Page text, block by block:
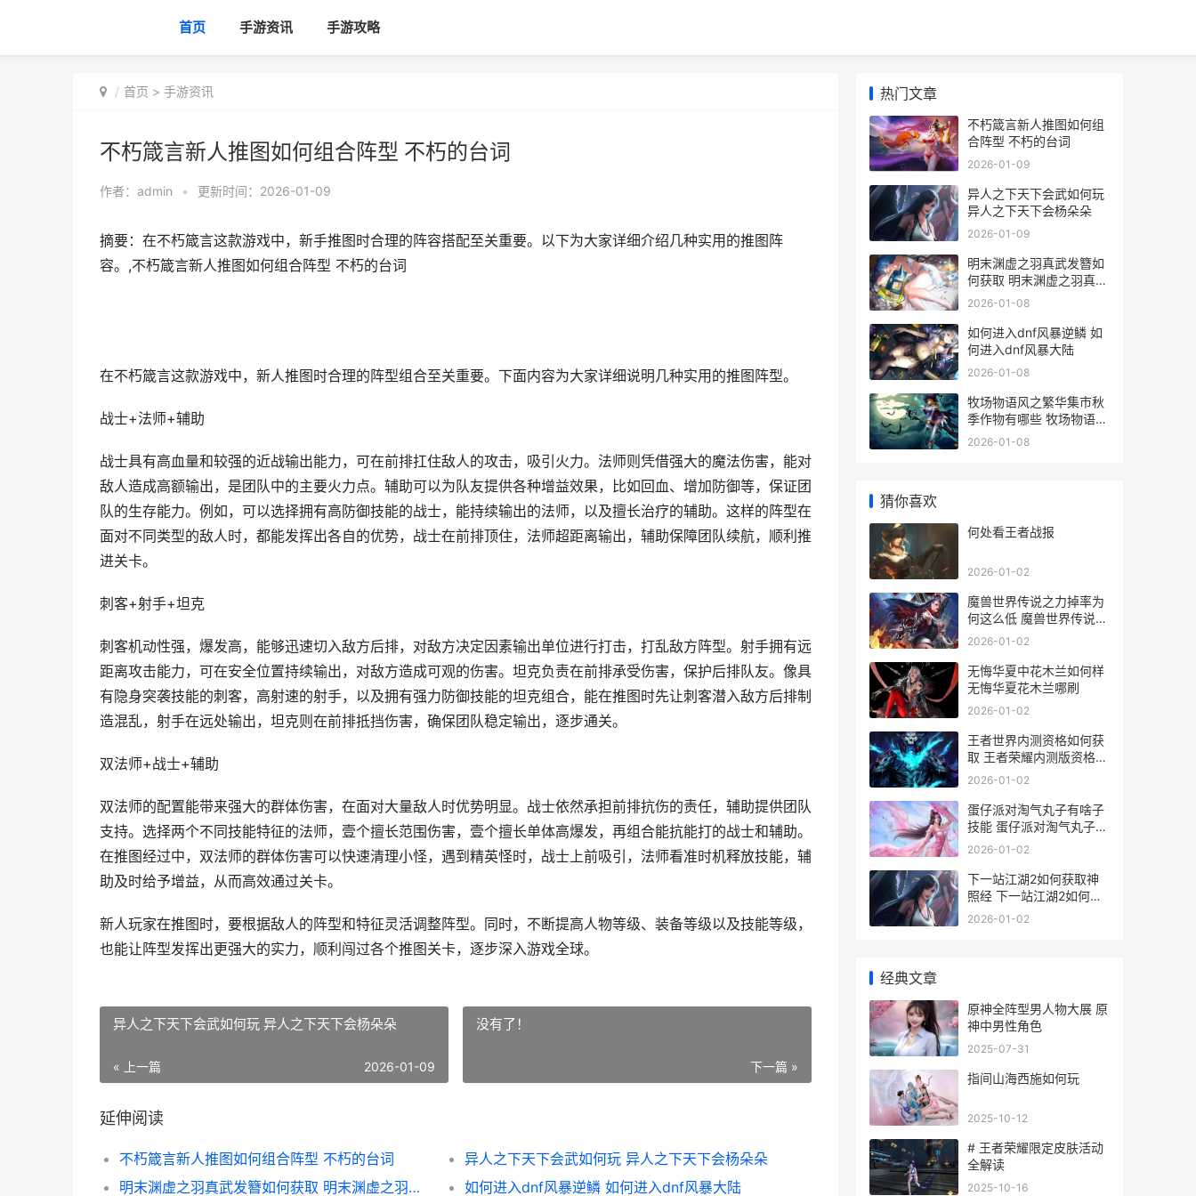
首页 手游资讯 手游攻略
首页 > 手游资讯
不朽箴言新人推图如何组合阵型 不朽的台词
作者： admin • 更新时间：2026-01-09
摘要：在不朽箴言这款游戏中，新手推图时合理的阵容搭配至关重要。以下为大家详细介绍几种实用的推图阵
容。,不朽箴言新人推图如何组合阵型 不朽的台词
在不朽箴言这款游戏中，新人推图时合理的阵型组合至关重要。下面内容为大家详细说明几种实用的推图阵型。
战士+法师+辅助
战士具有高血量和较强的近战输出能力，可在前排扛住敌人的攻击，吸引火力。法师则凭借强大的魔法伤害，能对
敌人造成高额输出，是团队中的主要火力点。辅助可以为队友提供各种增益效果，比如回血、增加防御等，保证团
队的生存能力。例如，可以选择拥有高防御技能的战士，能持续输出的法师，以及擅长治疗的辅助。这样的阵型在
面对不同类型的敌人时，都能发挥出各自的优势，战士在前排顶住，法师超距离输出，辅助保障团队续航，顺利推
进关卡。
刺客+射手+坦克
刺客机动性强，爆发高，能够迅速切入敌方后排，对敌方决定因素输出单位进行打击，打乱敌方阵型。射手拥有远
距离攻击能力，可在安全位置持续输出，对敌方造成可观的伤害。坦克负责在前排承受伤害，保护后排队友。像具
有隐身突袭技能的刺客，高射速的射手，以及拥有强力防御技能的坦克组合，能在推图时先让刺客潜入敌方后排制
造混乱，射手在远处输出，坦克则在前排抵挡伤害，确保团队稳定输出，逐步通关。
双法师+战士+辅助
双法师的配置能带来强大的群体伤害，在面对大量敌人时优势明显。战士依然承担前排抗伤的责任，辅助提供团队
支持。选择两个不同技能特征的法师，壹个擅长范围伤害，壹个擅长单体高爆发，再组合能抗能打的战士和辅助。
在推图经过中，双法师的群体伤害可以快速清理小怪，遇到精英怪时，战士上前吸引，法师看准时机释放技能，辅
助及时给予增益，从而高效通过关卡。
新人玩家在推图时，要根据敌人的阵型和特征灵活调整阵型。同时，不断提高人物等级、装备等级以及技能等级，
也能让阵型发挥出更强大的实力，顺利闯过各个推图关卡，逐步深入游戏全球。
异人之下天下会武如何玩 异人之下天下会杨朵朵
« 上一篇 2026-01-09
没有了！
下一篇 »
延伸阅读
不朽箴言新人推图如何组合阵型 不朽的台词
异人之下天下会武如何玩 异人之下天下会杨朵朵
明末渊虚之羽真武发簪如何获取 明末渊虚之羽真武观隐藏道路
如何进入dnf风暴逆鳞 如何进入dnf风暴大陆
热门文章
不朽箴言新人推图如何组
合阵型 不朽的台词
2026-01-09
异人之下天下会武如何玩
异人之下天下会杨朵朵
2026-01-09
明末渊虚之羽真武发簪如
何获取 明末渊虚之羽真武
观隐藏道路
2026-01-08
如何进入dnf风暴逆鳞 如
何进入dnf风暴大陆
2026-01-08
牧场物语风之繁华集市秋
季作物有哪些 牧场物语风
之繁华集市防风组件
2026-01-08
猜你喜欢
何处看王者战报
2026-01-02
魔兽世界传说之力掉率为
何这么低 魔兽世界传说之
力大全
2026-01-02
无悔华夏中花木兰如何样
无悔华夏花木兰哪刷
2026-01-02
王者世界内测资格如何获
取 王者荣耀内测版资格申
请官网
2026-01-02
蛋仔派对淘气丸子有啥子
技能 蛋仔派对淘气丸子的
图片
2026-01-02
下一站江湖2如何获取神
照经 下一站江湖2如何救
六婶
2026-01-02
经典文章
原神全阵型男人物大展 原
神中男性角色
2025-07-31
指间山海西施如何玩
2025-10-12
# 王者荣耀限定皮肤活动
全解读
2025-10-16